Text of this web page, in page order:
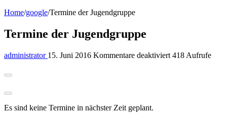
Home/google/Termine der Jugendgruppe
Termine der Jugendgruppe
administrator 15. Juni 2016 Kommentare deaktiviertfür
418 Aufrufe
Es sind keine Termine in nächster Zeit geplant.